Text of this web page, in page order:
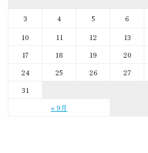
« 9月
3
4 5 6
10
11 12 13
17
18 19 20
24
25 26 27
31